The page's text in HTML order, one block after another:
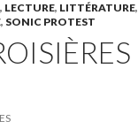
, LECTURE, LITTÉRATURE,
, SONIC PROTEST